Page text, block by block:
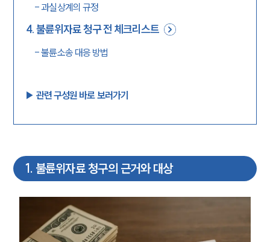
-과실상계의 규정
4.불륜위자료 청구 전 체크리스트
-불륜소송 대응 방법
▶︎ 관련 구성원 바로 보러가기
1. 불륜위자료 청구의 근거와 대상